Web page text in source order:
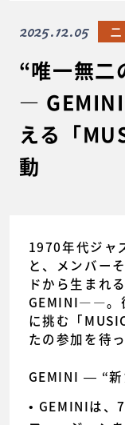
“唯一無二
― GEMINI
える「
動
2025.12.05
1970年代ジャ
と、メンバー
ドから生まれ
GEMINI――。
に挑む「
たの参加を待
GEMINI — “新
• GEMINIは、